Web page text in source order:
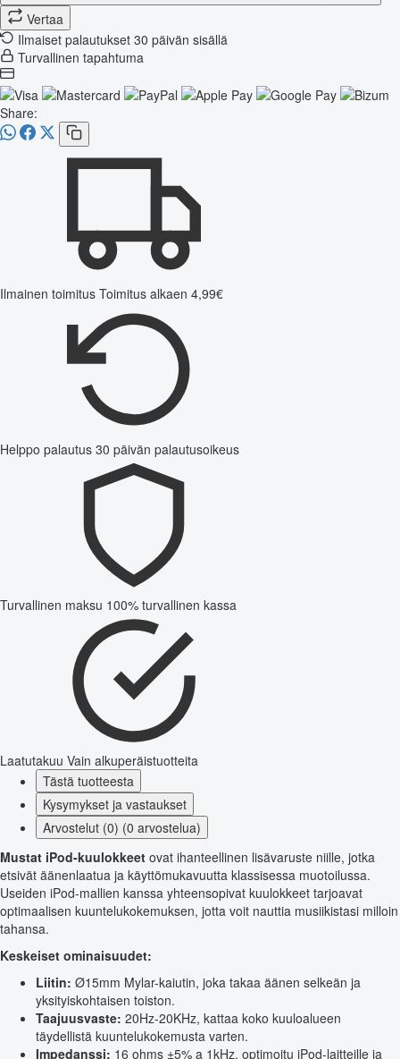
Vertaa
Ilmaiset palautukset 30 päivän sisällä
Turvallinen tapahtuma
Share:
Ilmainen toimitus Toimitus alkaen 4,99€
Helppo palautus 30 päivän palautusoikeus
Turvallinen maksu 100% turvallinen kassa
Laatutakuu Vain alkuperäistuotteita
Tästä tuotteesta
Kysymykset ja vastaukset
Arvostelut (0) (0 arvostelua)
Mustat iPod-kuulokkeet ovat ihanteellinen lisävaruste niille, jotka
etsivät äänenlaatua ja käyttömukavuutta klassisessa muotoilussa.
Useiden iPod-mallien kanssa yhteensopivat kuulokkeet tarjoavat
optimaalisen kuuntelukokemuksen, jotta voit nauttia musiikistasi milloin
tahansa.
Keskeiset ominaisuudet:
Liitin: Ø15mm Mylar-kaiutin, joka takaa äänen selkeän ja
yksityiskohtaisen toiston.
Taajuusvaste: 20Hz-20KHz, kattaa koko kuuloalueen
täydellistä kuuntelukokemusta varten.
Impedanssi: 16 ohms ±5% a 1kHz, optimoitu iPod-laitteille ja